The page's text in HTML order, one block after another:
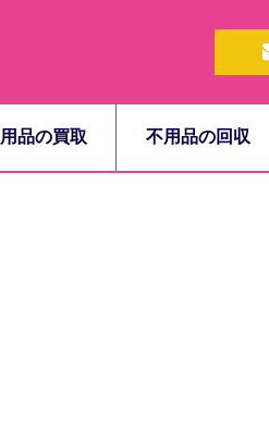
品の買取 不用品の回収